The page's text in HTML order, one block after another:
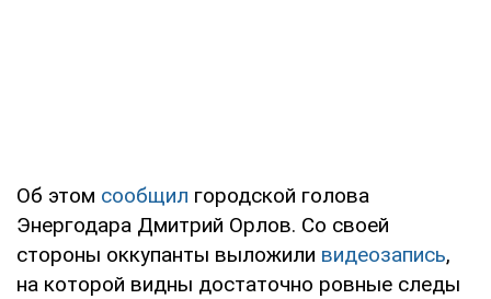
Об этом сообщил городской голова
Энергодара Дмитрий Орлов. Со своей
стороны оккупанты выложили видеозапись,
на которой видны достаточно ровные следы